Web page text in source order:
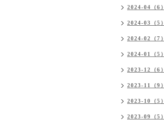
2024-04（6）
2024-03（5）
2024-02（7）
2024-01（5）
2023-12（6）
2023-11（9）
2023-10（5）
2023-09（5）